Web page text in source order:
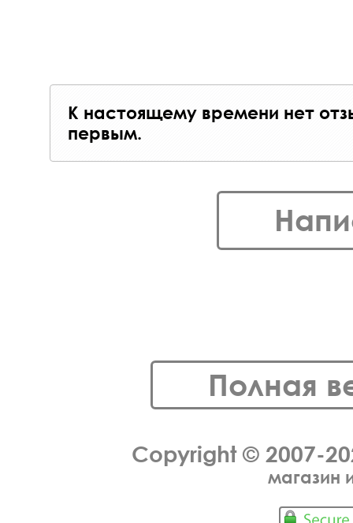
К настоящему времени нет
первым.
Полная
Copyright © 2007-
магазин